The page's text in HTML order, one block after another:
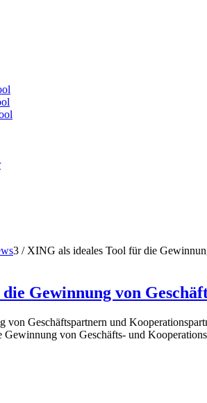
3 / XING als ideales Tool für die
Gewinnung von
von Geschäftspartnern und
von Geschäfts- und